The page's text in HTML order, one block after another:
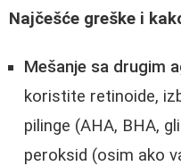
Najčešće greške i
Mešanje sa drugim
koristite retinoide,
pilinge (AHA, BHA,
peroksid (osim ako